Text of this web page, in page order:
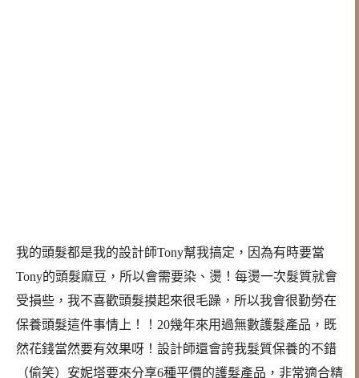
我的頭髮都是我的設計師Tony幫我搞定，因為有時要當
Tony的頭髮麻豆，所以會需要染、燙！每燙一次髮質就會
受損些，我不喜歡頭髮摸起來很毛躁，所以我會很勤勞在
保養頭髮這件事情上！！20幾年來用過無數護髮產品，既
然花錢當然要有效果呀！設計師還會誇我髮質保養的不錯
（偷笑）安妮塔要來分享6種平價的護髮產品，非常適合精